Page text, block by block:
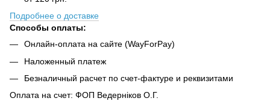
Подробнее о доставке
Способы оплаты:
Онлайн-оплата на сайте (WayForPay)
Наложенный платеж
Безналичный расчет по счет-фактуре и реквизитами
Оплата на счет: ФОП Ведерніков О.Г.